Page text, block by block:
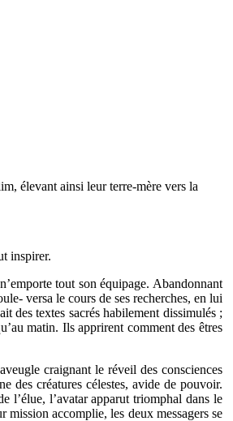
élevant ainsi leur terre-mère vers la
inspirer.
tout son équipage. Abandonnant
versa le cours de ses recherches, en lui
des textes sacrés habilement dissimulés ;
matin. Ils apprirent comment des êtres
craignant le réveil des consciences
des créatures célestes, avide de pouvoir.
l’élue, l’avatar apparut triomphal dans le
accomplie, les deux messagers se